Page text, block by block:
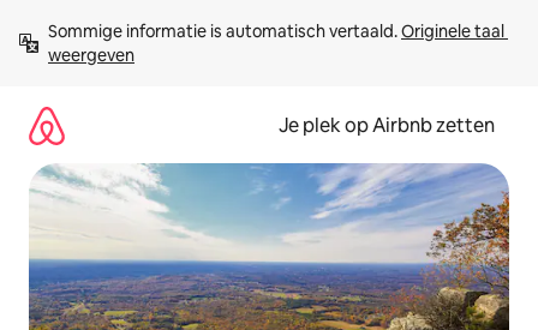
direct
naar
Sommige informatie is automatisch vertaald. Originele taal
weergeven
Je plek op Airbnb zetten